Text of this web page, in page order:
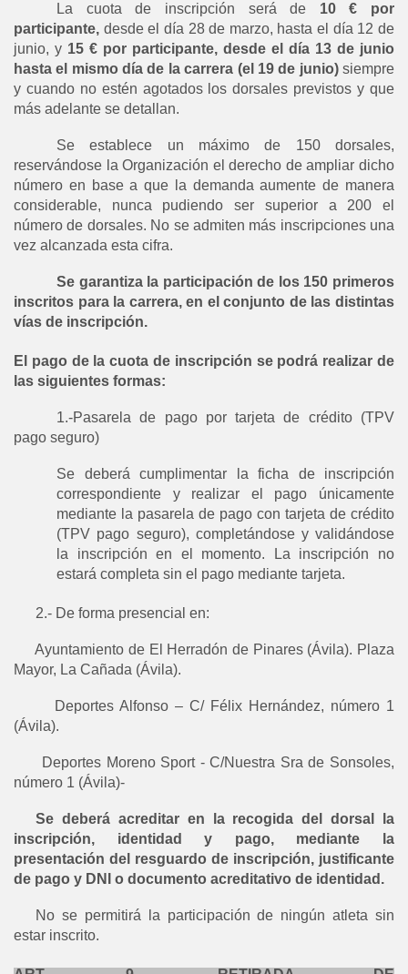
La cuota de inscripción será de 10 € por
participante, desde el día 28 de marzo, hasta el día 12 de
junio, y 15 € por participante, desde el día 13 de junio
hasta el mismo día de la carrera (el 19 de junio)siempre
y cuando no estén agotados los dorsales previstos y que
más adelante se detallan.
Se establece un máximo de 150 dorsales,
reservándose la Organización el derecho de ampliar dicho
número en base a que la demanda aumente de manera
considerable, nunca pudiendo ser superior a 200 el
número de dorsales. No se admiten más inscripciones una
vez alcanzada esta cifra.
Se garantiza la participación de los 150 primeros
inscritos para la carrera, en el conjunto de las distintas
vías de inscripción.
El pago de la cuota de inscripción se podrá realizar de
las siguientes formas:
1.-Pasarela de pago por tarjeta de crédito (TPV
pago seguro)
Se deberá cumplimentar la ficha de inscripción
correspondiente y realizar el pago únicamente
mediante la pasarela de pago con tarjeta de crédito
(TPV pago seguro), completándose y validándose
la inscripción en el momento. La inscripción no
estará completa sin el pago mediante tarjeta.
2.- De forma presencial en:
Ayuntamiento de El Herradón de Pinares (Ávila). Plaza
Mayor, La Cañada (Ávila).
Deportes Alfonso – C/ Félix Hernández, número 1
(Ávila).
Deportes Moreno Sport - C/Nuestra Sra de Sonsoles,
número 1 (Ávila)-
Se deberá acreditar en la recogida del dorsal la
inscripción, identidad y pago, mediante la
presentación del resguardo de inscripción, justificante
de pago y DNI o documento acreditativo de identidad.
No se permitirá la participación de ningún atleta sin
estar inscrito.